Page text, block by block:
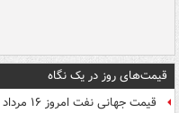
قیمت‌های روز در یک نگاه
قیمت جهانی نفت امروز ۱۶ مرداد